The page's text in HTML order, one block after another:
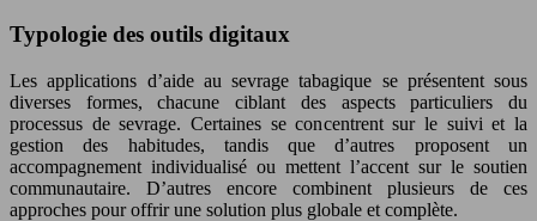
Typologie des outils digitaux
Les applications d’aide au sevrage tabagique se présentent sous
diverses formes, chacune ciblant des aspects particuliers du
processus de sevrage. Certaines se concentrent sur le suivi et la
gestion des habitudes, tandis que d’autres proposent un
accompagnement individualisé ou mettent l’accent sur le soutien
communautaire. D’autres encore combinent plusieurs de ces
approches pour offrir une solution plus globale et complète.